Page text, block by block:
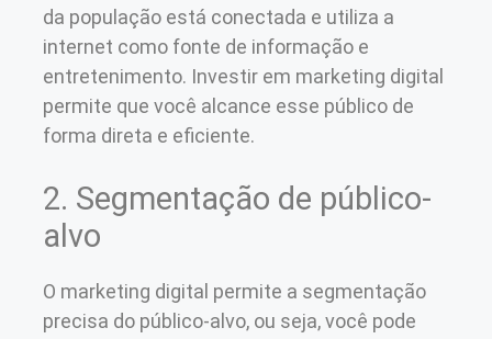
da população está conectada e utiliza a
internet como fonte de informação e
entretenimento. Investir em marketing digital
permite que você alcance esse público de
forma direta e eficiente.
2. Segmentação de público-
alvo
O marketing digital permite a segmentação
precisa do público-alvo, ou seja, você pode